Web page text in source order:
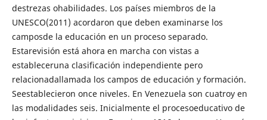
destrezas ohabilidades. Los países miembros de la
UNESCO(2011) acordaron que deben examinarse los
camposde la educación en un proceso separado.
Estarevisión está ahora en marcha con vistas a
estableceruna clasificación independiente pero
relacionadallamada los campos de educación y formación.
Seestablecieron once niveles. En Venezuela son cuatroy en
las modalidades seis. Inicialmente el procesoeducativo de